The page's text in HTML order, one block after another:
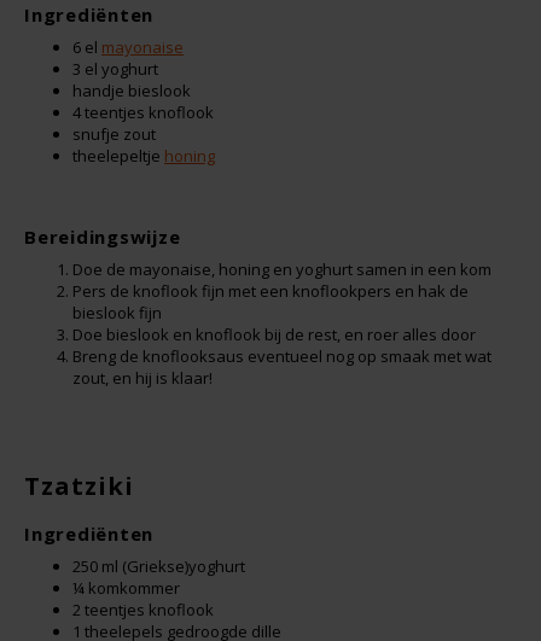
Voedingssupplementen
Boeken
Damhert
De Bron
Doves Farm
Fiordifrutta
Gullón
Hammermühle
Happy Farm
Het Blauwe Huis
Ingrediënten
6 el mayonaise
3 el yoghurt
handje bieslook
4 teentjes knoflook
snufje zout
theelepeltje honing
Bereidingswijze
Doe de mayonaise, honing en yoghurt samen in een kom
Pers de knoflook fijn met een knoflookpers en hak de
bieslook fijn
Doe bieslook en knoflook bij de rest, en roer alles door
Breng de knoflooksaus eventueel nog op smaak met wat
zout, en hij is klaar!
Tzatziki
Ingrediënten
250 ml (Griekse)yoghurt
¼ komkommer
2 teentjes knoflook
1 theelepels gedroogde dille